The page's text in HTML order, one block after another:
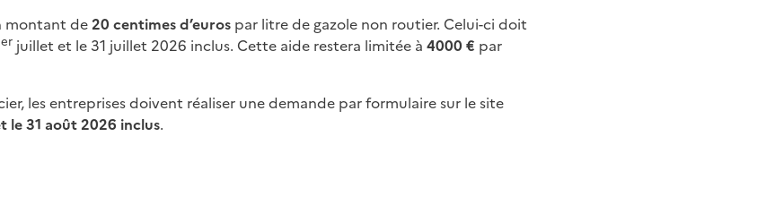
montant de20 centimes d’euros par litre de gazole non routier. Celui-ci doit
er juillet et le 31 juillet 2026 inclus. Cette aide restera limitée à 4000 € par
les entreprises doivent réaliser une demande par formulaire sur le site
le 31 août 2026 inclus.